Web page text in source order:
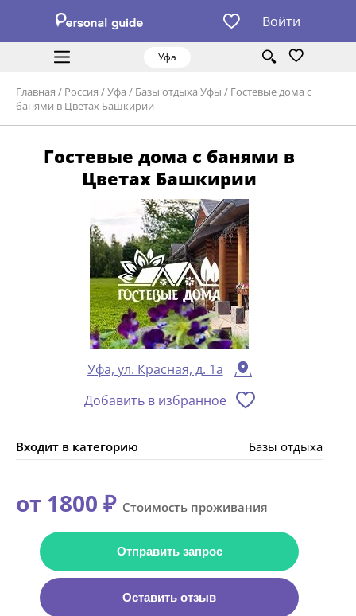
Войти
Уфа
Главная / Россия /Уфа / Базы отдыха Уфы / Гостевые дома с
банями в Цветах Башкирии
Гостевые дома с банями в
Цветах Башкирии
Уфа, ул. Красная, д. 1а
Добавить в избранное
Входит в категорию Базы отдыха
от 1800 ₽ Стоимость проживания
Отправить запрос
Оставить отзыв